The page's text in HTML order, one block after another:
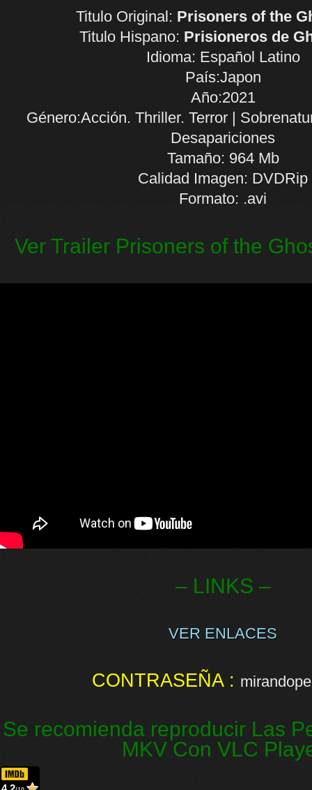
Titulo Original: Prisoners of the
Titulo Hispano: Prisioneros de
Idioma: Español Latino
País:Japon
Año:2021
Género:Acción. Thriller. Terror |
Desapariciones
Tamaño: 964 Mb
Calidad Imagen: DVDRip
Formato: .avi
Ver Trailer Prisoners of the
– LINKS –
VER ENLACES
CONTRASEÑA :
Se recomienda reproducir Las
MKV Con VLC